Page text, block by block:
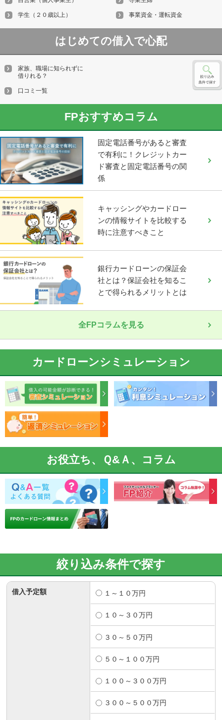
学生（２０歳以上） 事業資金・運転資金
はじめての借入で心配
家族、職場に知られずに
借りれる？
口コミ一覧
FPおすすめコラム
固定電話番号があると審査
で有利に！クレジットカー
ド審査と固定電話番号の関
係
キャッシングやカードロー
ンの情報サイトを比較する
時に注意すべきこと
銀行カードローンの保証会
社とは？保証会社を知るこ
とで得られるメリットとは
全FPコラムを見る
カードローンシミュレーション
お役立ち、Ｑ&Ａ、コラム
絞り込み条件で探す
借入予定額 １～１０万円
１０～３０万円
３０～５０万円
５０～１００万円
１００～３００万円
３００～５００万円